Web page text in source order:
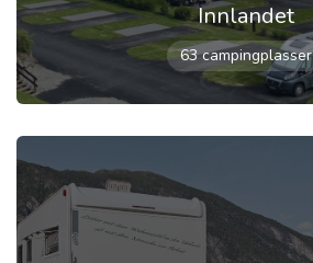
Innlandet
63 campingplasser